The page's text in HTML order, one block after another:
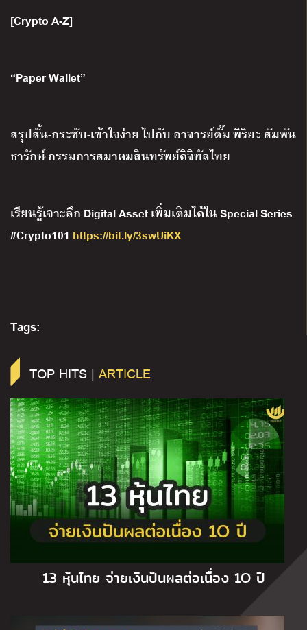
[Crypto A-Z]
“Paper Wallet”
สรุปสั้น-กระชับ-เข้าใจง่าย ไปกับ อาจารย์ตั๊ม พิริยะ สัมพัน
ธารักษ์ กรรมการสมาคมสินทรัพย์ดิจิทัลไทย
เรียนรู้เจาะลึก Digital Asset เพิ่มเติมได้ใน Special Series
#Crypto101 https://bit.ly/3swUiKX
Tags:
TOP HITS | ARTICLE
13 หุ้นไทย จ่ายเงินปันผลต่อเนื่อง 1O ปี